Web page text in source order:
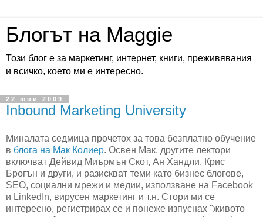
Блогът на Maggie
Този блог е за маркетинг, интернет, книги, преживявания
и всичко, което ми е интересно.
22 юни 2009
Inbound Marketing University
Миналата седмица прочетох за това безплатно обучение
в блога на Мак Колиер. Освен Мак, другите лектори
включват Дейвид Миърмън Скот, Ан Хандли, Крис
Брогън и други, и разискват теми като бизнес блогове,
SEO, социални мрежи и медии, използване на Facebook
и LinkedIn, вирусен маркетинг и т.н. Стори ми се
интересно, регистрирах се и понеже изпуснах "живото